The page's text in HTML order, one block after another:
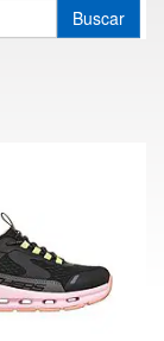
Buscar